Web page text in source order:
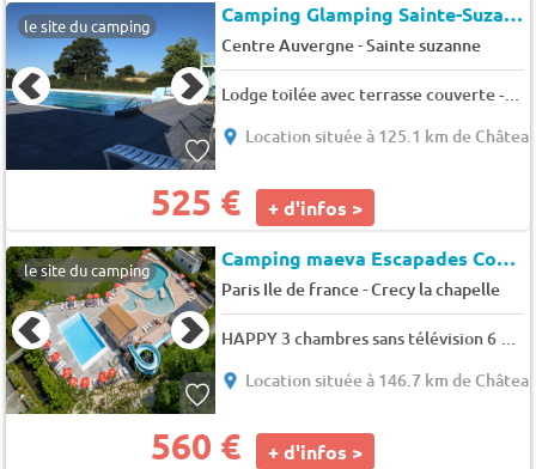
le site du camping Camping Glamping Sainte-Suzanne
Centre Auvergne-Sainte suzanne
Lodge toilée avec terrasse couverte - avec sanitaires 4 pers. 4 pers.
Location située à 125.1 km de
525 € + d'infos >
le site du camping Camping maeva Escapades Country Park - Touquin
Paris Ile de france-Crecy la chapelle
HAPPY 3 chambres sans télévision 6 pers.
Location située à 146.7 km de
560 € + d'infos >